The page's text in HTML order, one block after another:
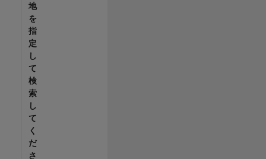
地
を
指
定
し
て
検
索
し
て
く
だ
さ